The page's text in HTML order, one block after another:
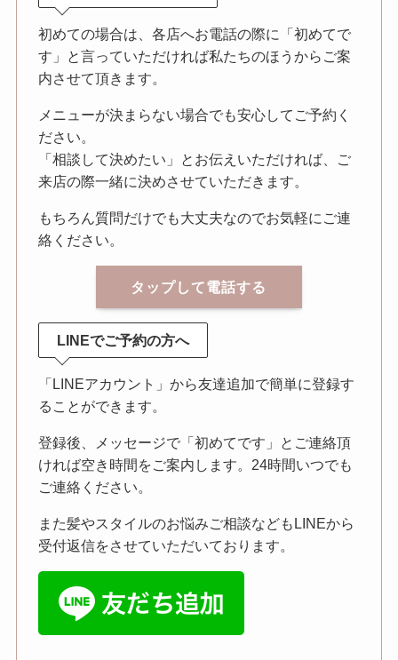
初めての場合は、各店へお電話の際に「初めてで
す」と言っていただければ私たちのほうからご案
内させて頂きます。
メニューが決まらない場合でも安心してご予約く
ださい。
「相談して決めたい」とお伝えいただければ、ご
来店の際一緒に決めさせていただきます。
もちろん質問だけでも大丈夫なのでお気軽にご連
絡ください。
タップして電話する
LINEでご予約の方へ
「LINEアカウント」から友達追加で簡単に登録す
ることができます。
登録後、メッセージで「初めてです」とご連絡頂
ければ空き時間をご案内します。24時間いつでも
ご連絡ください。
また髪やスタイルのお悩みご相談などもLINEから
受付返信をさせていただいております。